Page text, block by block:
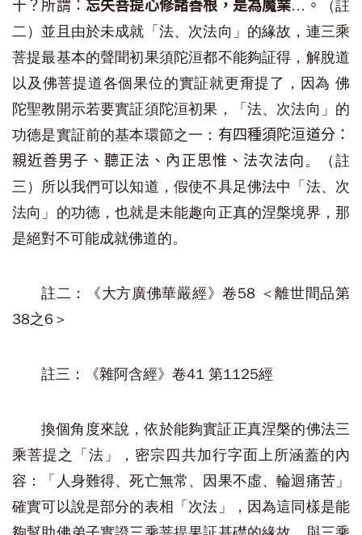
十？所謂： 忘失菩提心修諸善根，是為魔業…。
（註
二）並且由於未成就「法、次法向」的緣故，連三乘
菩提最基本的聲聞初果須陀洹都不能夠証得，解脫道
以及佛菩提道各個果位的實証就更甭提了，因為 佛
陀聖教開示若要實証須陀洹初果，「法、次法向」的
功德是實証前的基本環節之一： 有四種須陀洹道分：
親近善男子、聽正法、內正思惟、法次法向。（註
三）所以我們可以知道，假使不具足佛法中「法、次
法向」的功德，也就是未能趣向正真的涅槃境界，那
是絕對不可能成就佛道的。
註二：《大方廣佛華嚴經》卷58 ＜離世間品第
38之6＞
註三：《雜阿含經》卷41 第1125經
換個角度來說，依於能夠實証正真涅槃的佛法三
乘菩提之「法」
，密宗四共加行字面上所涵蓋的內
容：「人身難得、死亡無常、因果不虛、輪迴痛苦」
確實可以說是部分的表相「次法」，因為這同樣是能